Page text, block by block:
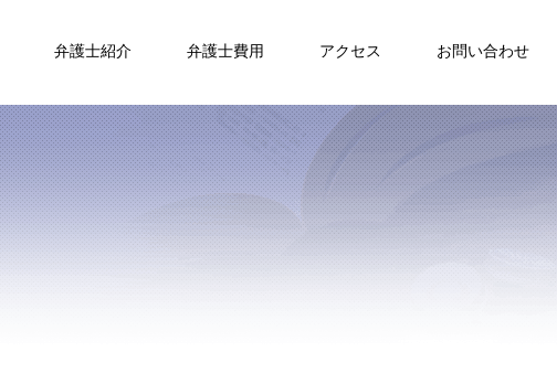
弁護士紹介 弁護士費用 アクセス お問い合わせ